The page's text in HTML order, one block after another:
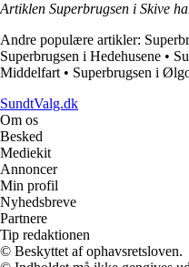
Artiklen Superbrugsen i Skive
Andre populære artikler:
Superbrugsen i Hedehusene •
Middelfart • Superbrugsen i
SundtValg.dk
Om os
Besked
Mediekit
Annoncer
Min profil
Nyhedsbreve
Partnere
Tip redaktionen
© Beskyttet af ophavsretsloven.